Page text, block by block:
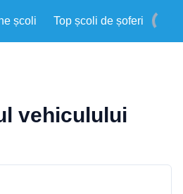
școli Top școli de șoferi
vehiculului